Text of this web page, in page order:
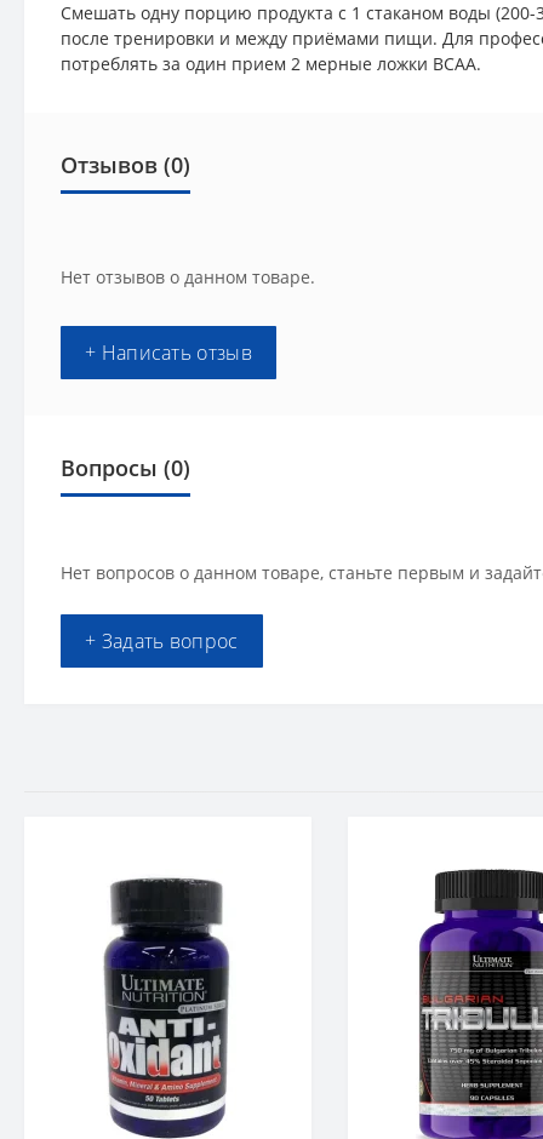
Смешать одну порцию продукта с 1 стаканом воды
после тренировки и между приёмами пищи. Для
потреблять за один прием 2 мерные ложки BCAA.
Отзывов (0)
Нет отзывов о данном товаре.
+ Написать отзыв
Вопросы (0)
Нет вопросов о данном товаре, станьте первым и
+ Задать вопрос